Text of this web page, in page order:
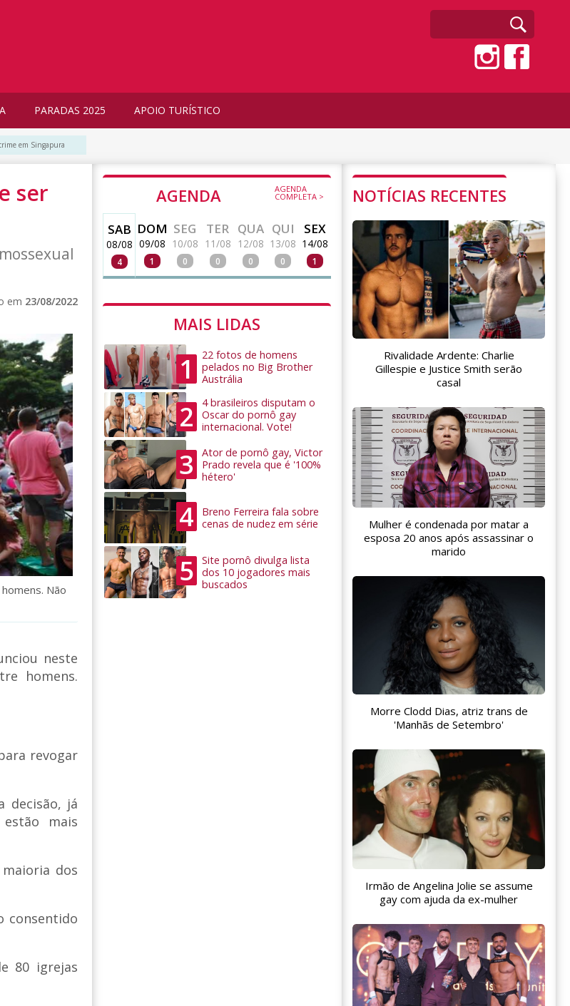
PARADAS 2025 APOIO TURÍSTICO
em Singapura
ser
em 23/08/2022
Não
neste
homens.
revogar
decisão, já
mais
dos
consentido
80 igrejas
AGENDA AGENDA
COMPLETA >
SAB
08/08
4
DOM
09/08
1
SEG
10/08
0
TER
11/08
0
QUA
12/08
0
QUI
13/08
0
SEX
14/08
1
MAIS LIDAS
1
22 fotos de homens
pelados no Big Brother
Austrália
2
4 brasileiros disputam o
Oscar do pornô gay
internacional. Vote!
3
Ator de pornô gay, Victor
Prado revela que é '100%
hétero'
4
Breno Ferreira fala sobre
cenas de nudez em série
5
Site pornô divulga lista
dos 10 jogadores mais
buscados
NOTÍCIAS RECENTES
Rivalidade Ardente: Charlie
Gillespie e Justice Smith serão
casal
Mulher é condenada por matar a
esposa 20 anos após assassinar o
marido
Morre Clodd Dias, atriz trans de
'Manhãs de Setembro'
Irmão de Angelina Jolie se assume
gay com ajuda da ex-mulher